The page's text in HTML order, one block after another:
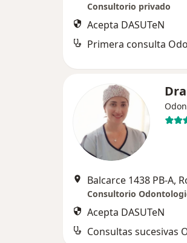
Consultorio privado
Acepta DASUTeN
Balcarce 1438 PB-A,
Consultorio
Acepta DASUTeN
Consultas sucesivas